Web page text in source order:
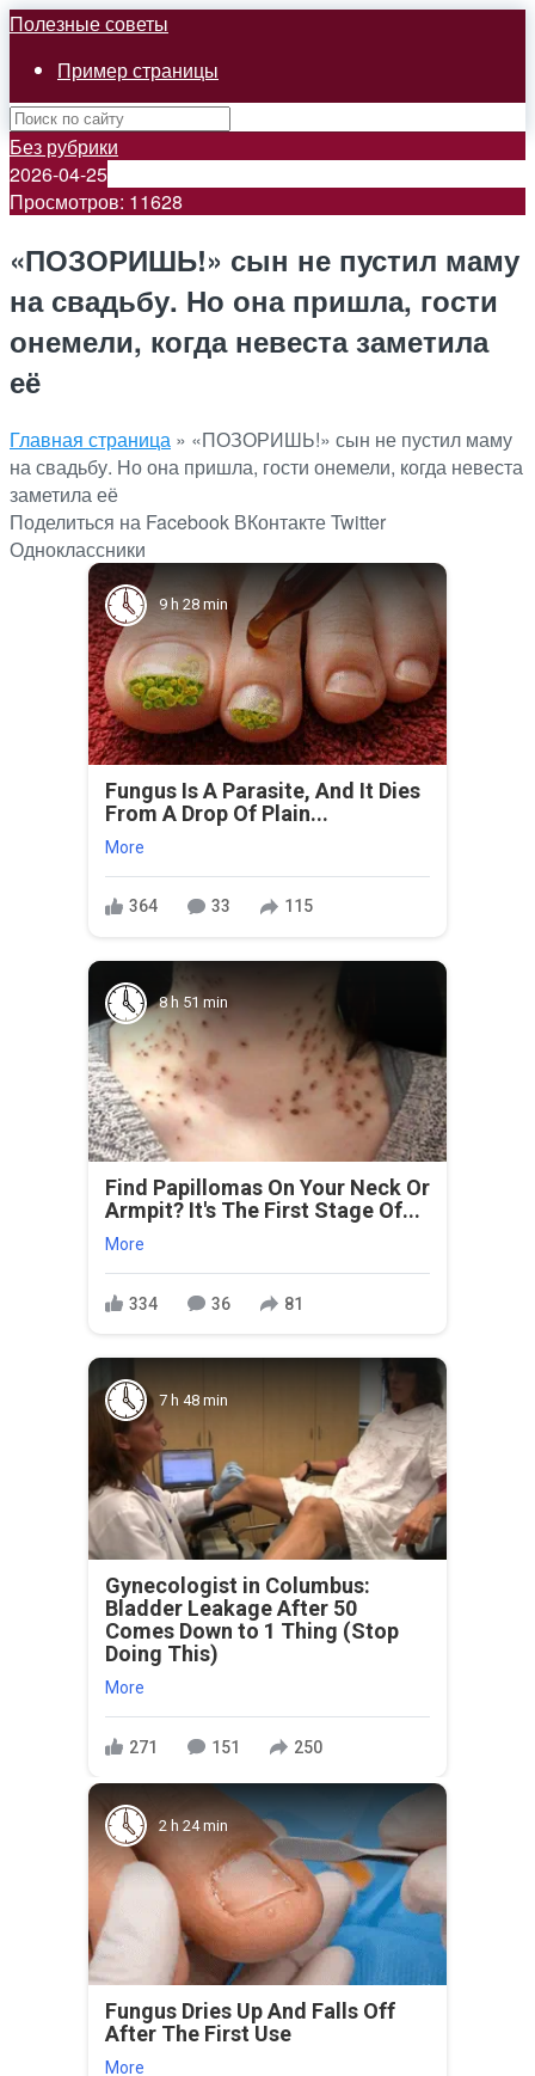
Полезные советы
Пример страницы
Без рубрики
2026-04-25
Просмотров: 11628
«ПОЗОРИШЬ!» сын не пустил маму
на свадьбу. Но она пришла, гости
онемели, когда невеста заметила
её
Главная страница » «ПОЗОРИШЬ!» сын не пустил маму
на свадьбу. Но она пришла, гости онемели, когда невеста
заметила её
Поделиться на Facebook ВКонтактеTwitter
Одноклассники
9 h 28 min
Fungus Is A Parasite, And It Dies
From A Drop Of Plain...
More
364 33 115
8 h 51 min
Find Papillomas On Your Neck Or
Armpit? It's The First Stage Of...
More
334 36 81
7 h 48 min
Gynecologist in Columbus:
Bladder Leakage After 50
Comes Down to 1 Thing (Stop
Doing This)
More
271 151 250
2 h 24 min
Fungus Dries Up And Falls Off
After The First Use
More